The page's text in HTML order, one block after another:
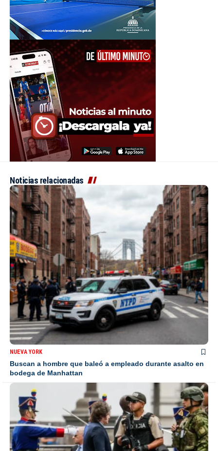
Noticias relacionadas
NUEVA YORK
Buscan a hombre que baleó a empleado durante asalto en
bodega de Manhattan